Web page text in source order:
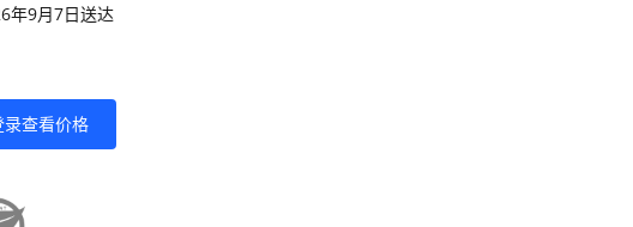
年9月7日送达
录查看价格